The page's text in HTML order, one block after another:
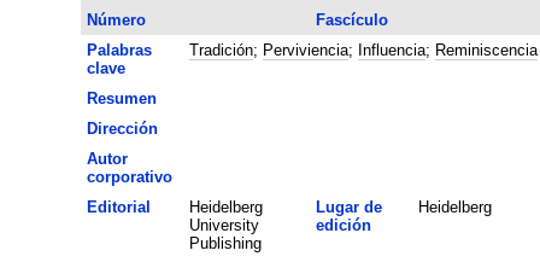
Número
Fascículo
Palabras
clave
Tradición; Perviviencia; Influencia; Reminiscencia
Resumen
Dirección
Autor
corporativo
Editorial
Heidelberg
University
Publishing
Lugar de
edición
Heidelberg